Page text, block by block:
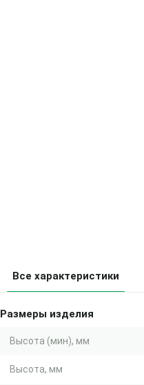
Все характеристики
Размеры изделия
Высота (мин), мм
Высота, мм